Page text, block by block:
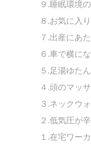
９.睡眠環境
８.お気に入
７.出産にあ
６.車で横に
５.足湯ゆた
４.頭のマッ
３.ネックウ
２.低気圧が
１.在宅ワー